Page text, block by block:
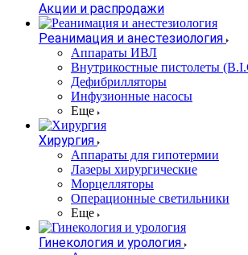
Акции и распродажи
Реанимация и анестезиология
Аппараты ИВЛ
Внутрикостные пистолеты
Дефибрилляторы
Инфузионные насосы
Еще
Хирургия
Аппараты для гипотермии
Лазеры хирургические
Морцелляторы
Операционные светильники
Еще
Гинекология и урология